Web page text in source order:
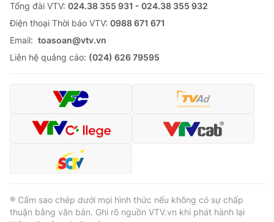
Tư vấn
Chuyên mục khác
Emagazine Podcast
Video Shorts video
VTV Money
VTV Sức khoẻ Bất động sản
Tổng đài VTV: 024.38 355 931 - 024.38 355 932
Ðiện thoại Thời báo VTV: 0988 671 671
Email: toasoan@vtv.vn
Liên hệ quảng cáo: (024) 626 79595
® Cấm sao chép dưới mọi hình thức nếu không có sự chấp
thuận bằng văn bản. Ghi rõ nguồn VTV.vn khi phát hành lại